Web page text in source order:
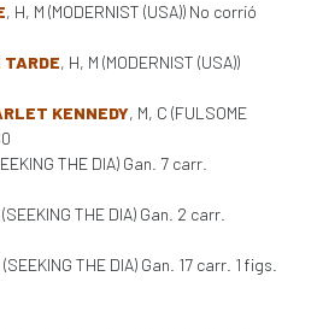
, H, M (MODERNIST (USA)) No corrió
TARDE, H, M (MODERNIST (USA))
KENNEDY, M, C (FULSOME
THE DIA) Gan. 7 carr.
THE DIA) Gan. 2 carr.
THE DIA) Gan. 17 carr. 1 figs.